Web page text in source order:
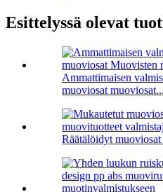
Esittelyssä olevat
Ammattimaisen
muoviosat muoviosat...
Räätälöidyt